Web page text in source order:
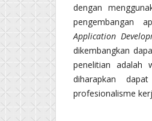
dengan
pengembangan
Application
dikembangkan
penelitian adalah
diharapkan
profesionalisme